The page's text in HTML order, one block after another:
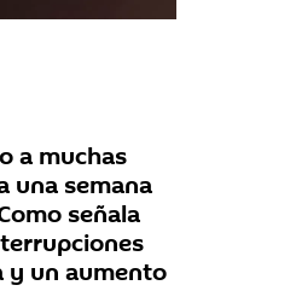
a muchas
una semana
señala
y un aumento